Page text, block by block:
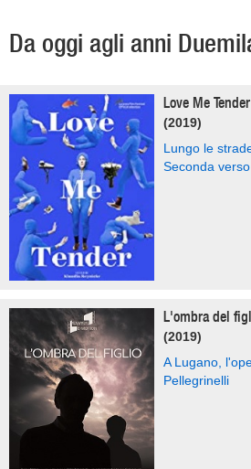
Da oggi agli anni
Love Me Tender
(2019)
Lungo le
Seconda
L'ombra del
(2019)
A Lugano,
Pellegrinelli